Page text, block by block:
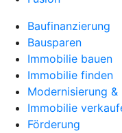
Baufinanzierung
Bausparen
Immobilie bauen
Immobilie finden
Modernisierung
Immobilie
Förderung